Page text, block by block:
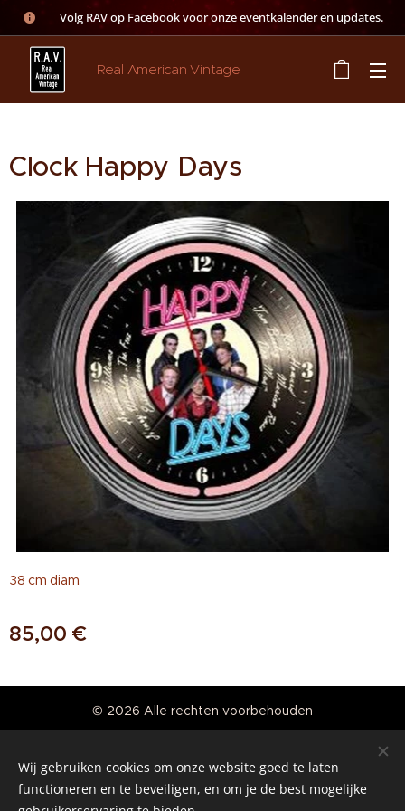
👉 Volg RAV op Facebook voor onze eventkalender en updates.
Real American Vintage
Clock Happy Days
38 cm diam.
85,00 €
© 2026 Alle rechten voorbehouden
Cookies
Wij gebruiken cookies om onze website goed te laten
functioneren en te beveiligen, en om je de best mogelijke